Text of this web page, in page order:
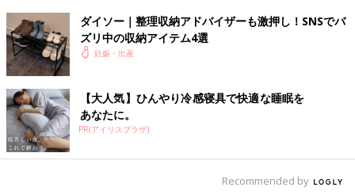
ダイソー｜整理収納アドバイザーも激押し！SNSでバ
ズリ中の収納アイテム4選
妊娠・出産
【大人気】ひんやり冷感寝具で快適な睡眠を
あなたに。
PR(アイリスプラザ)
Recommended by